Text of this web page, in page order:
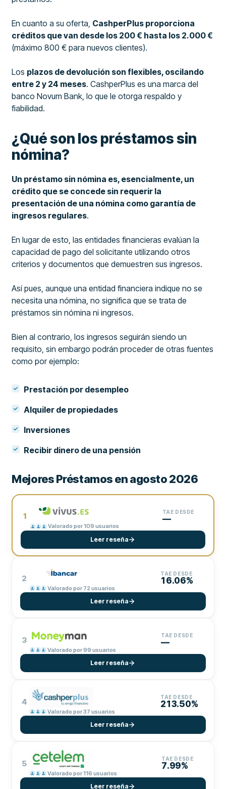
En cuanto a su oferta, CashperPlus proporciona
créditos que van desde los 200 € hasta los 2.000 €
(máximo 800 € para nuevos clientes).
Los plazos de devolución son flexibles, oscilando
entre 2 y 24 meses. CashperPlus es una marca del
banco Novum Bank, lo que le otorga respaldo y
fiabilidad.
¿Qué son los préstamos sin
nómina?
Un préstamo sin nómina es, esencialmente, un
crédito que se concede sin requerir la
presentación de una nómina como garantía de
ingresos regulares.
En lugar de esto, las entidades financieras evalúan la
capacidad de pago del solicitante utilizando otros
criterios y documentos que demuestren sus ingresos.
Así pues, aunque una entidad financiera indique no se
necesita una nómina, no significa que se trata de
préstamos sin nómina ni ingresos.
Bien al contrario, los ingresos seguirán siendo un
requisito, sin embargo podrán proceder de otras fuentes
como por ejemplo:
Prestación por desempleo
Alquiler de propiedades
Inversiones
Recibir dinero de una pensión
Mejores Préstamos en agosto 2026
1
Valorado por 109 usuarios
TAE DESDE
—
Leer reseña
2
Valorado por 72 usuarios
TAE DESDE
16.06%
Leer reseña
3
Valorado por 99 usuarios
TAE DESDE
—
Leer reseña
4
Valorado por 37 usuarios
TAE DESDE
213.50%
Leer reseña
5
Valorado por 116 usuarios
TAE DESDE
7.99%
Leer reseña